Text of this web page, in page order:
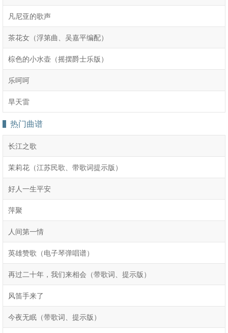
凡尼亚的歌声
茶花女（浮第曲、吴嘉平编配）
棕色的小水壶（摇摆爵士乐版）
乐呵呵
旱天雷
热门曲谱
长江之歌
茉莉花（江苏民歌、带歌词提示版）
好人一生平安
萍聚
人间第一情
英雄赞歌（电子琴弹唱谱）
再过二十年，我们来相会（带歌词、提示版）
风笛手来了
今夜无眠（带歌词、提示版）